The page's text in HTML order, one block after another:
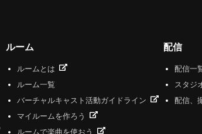
ルーム
ルームとは
ルーム一覧
バーチャルキャスト活動ガイドライン
マイルームを作ろう
ルームで楽曲を使おう
配信
配信一
スタジ
配信、